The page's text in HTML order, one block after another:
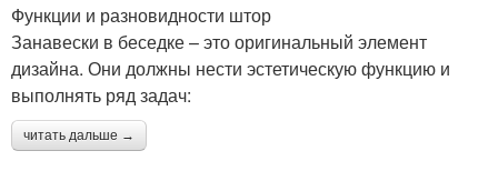
Функции и разновидности штор
Занавески в беседке – это оригинальный элемент
дизайна. Они должны нести эстетическую функцию и
выполнять ряд задач:
читать дальше →